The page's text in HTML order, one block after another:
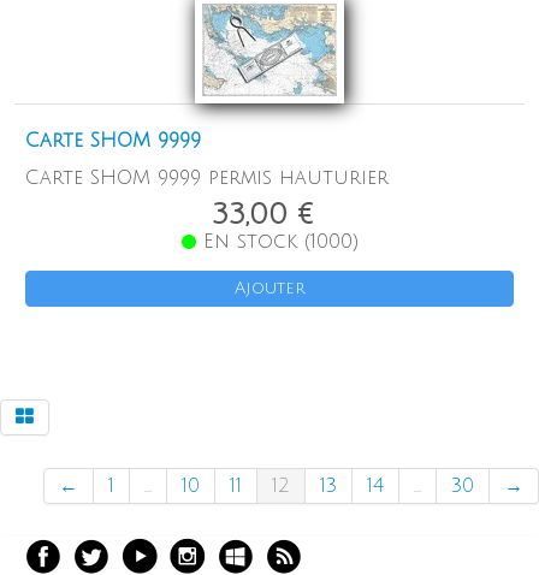
Carte SHOM 9999
Carte SHOM 9999 permis hauturier
33,00 €
En stock (1000)
Ajouter
← 1 ... 10 11 12 13 14 ... 30 →